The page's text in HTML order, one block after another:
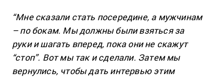
“Мне сказали стать посередине, а мужчинам
– по бокам. Мы должны были взяться за
руки и шагать вперед, пока они не скажут
“стоп”. Вот мы так и сделали. Затем мы
вернулись, чтобы дать интервью этим